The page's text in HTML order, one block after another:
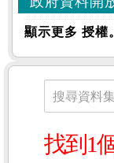
顯示更多 授權
資料
搜尋資料集
找到1